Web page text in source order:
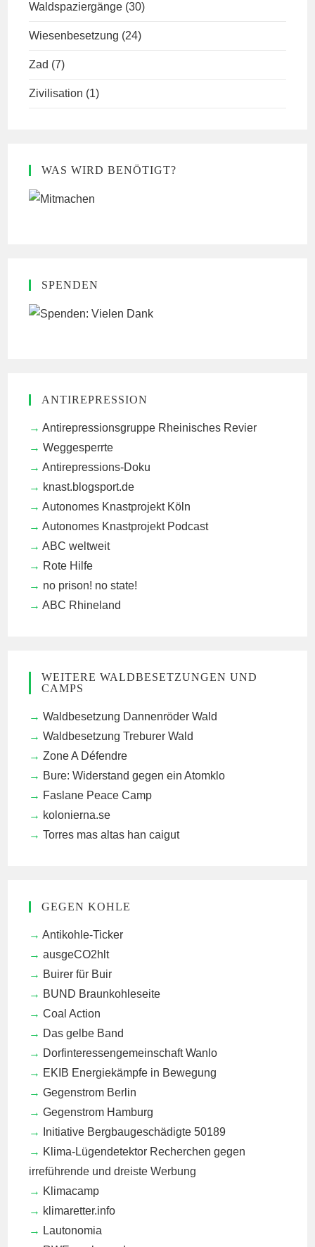
Waldspaziergänge (30)
Wiesenbesetzung (24)
Zad (7)
Zivilisation (1)
WAS WIRD BENÖTIGT?
SPENDEN
ANTIREPRESSION
Antirepressionsgruppe Rheinisches Revier
Weggesperrte
Antirepressions-Doku
knast.blogsport.de
Autonomes Knastprojekt Köln
Autonomes Knastprojekt Podcast
ABC weltweit
Rote Hilfe
no prison! no state!
ABC Rhineland
WEITERE WALDBESETZUNGEN UND
CAMPS
Waldbesetzung Dannenröder Wald
Waldbesetzung Treburer Wald
Zone A Défendre
Bure: Widerstand gegen ein Atomklo
Faslane Peace Camp
kolonierna.se
Torres mas altas han caigut
GEGEN KOHLE
Antikohle-Ticker
ausgeCO2hlt
Buirer für Buir
BUND Braunkohleseite
Coal Action
Das gelbe Band
Dorfinteressengemeinschaft Wanlo
EKIB Energiekämpfe in Bewegung
Gegenstrom Berlin
Gegenstrom Hamburg
Initiative Bergbaugeschädigte 50189
Klima-Lügendetektor Recherchen gegen
irreführende und dreiste Werbung
Klimacamp
klimaretter.info
Lautonomia